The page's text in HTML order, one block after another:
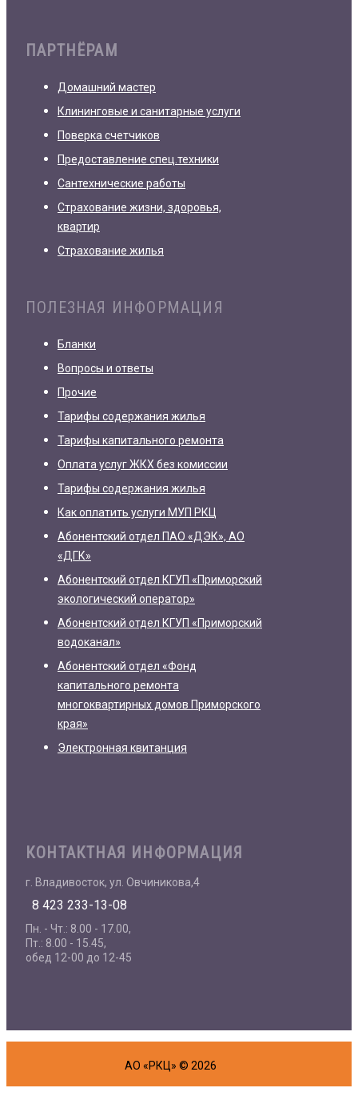
ПАРТНЁРАМ
Домашний мастер
Клининговые и санитарные услуги
Поверка счетчиков
Предоставление спец.техники
Сантехнические работы
Страхование жизни, здоровья,
квартир
Страхование жилья
ПОЛЕЗНАЯ ИНФОРМАЦИЯ
Бланки
Вопросы и ответы
Прочие
Тарифы содержания жилья
Тарифы капитального ремонта
Оплата услуг ЖКХ без комиссии
Тарифы содержания жилья
Как оплатить услуги МУП РКЦ
Абонентский отдел ПАО «ДЭК», АО
«ДГК»
Абонентский отдел КГУП «Приморский
экологический оператор»
Абонентский отдел КГУП «Приморский
водоканал»
Абонентский отдел «Фонд
капитального ремонта
многоквартирных домов Приморского
края»
Электронная квитанция
КОНТАКТНАЯ ИНФОРМАЦИЯ
г. Владивосток, ул. Овчиникова,4
8 423 233-13-08
Пн. - Чт.: 8.00 - 17.00,
Пт.: 8.00 - 15.45,
обед 12-00 до 12-45
АО «РКЦ» © 2026